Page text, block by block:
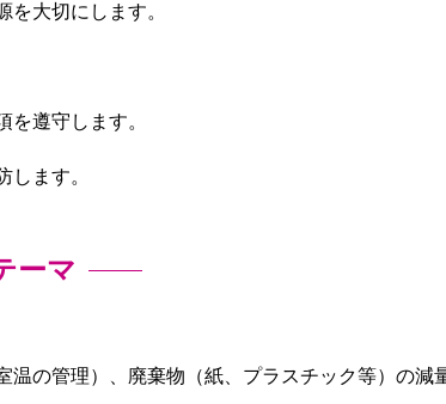
大切にします。
遵守します。
ます。
ーマ
の管理）、廃棄物（紙、プラスチック等）の減